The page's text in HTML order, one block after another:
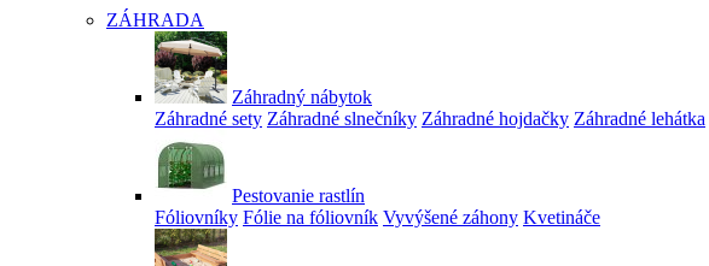
ZÁHRADA
Záhradný nábytok
Záhradné sety Záhradné slnečníky Záhradné hojdačky Záhradné lehátka
Pestovanie rastlín
Fóliovníky Fólie na fóliovník Vyvýšené záhony Kvetináče